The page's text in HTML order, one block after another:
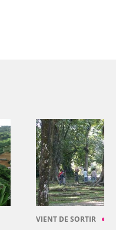
VIENT DE SORTIR